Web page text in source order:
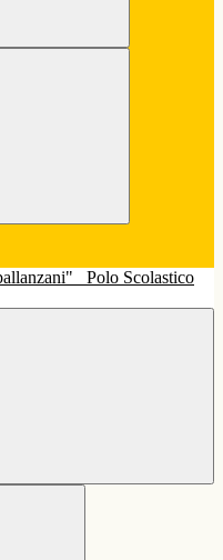
Polo Scolastico